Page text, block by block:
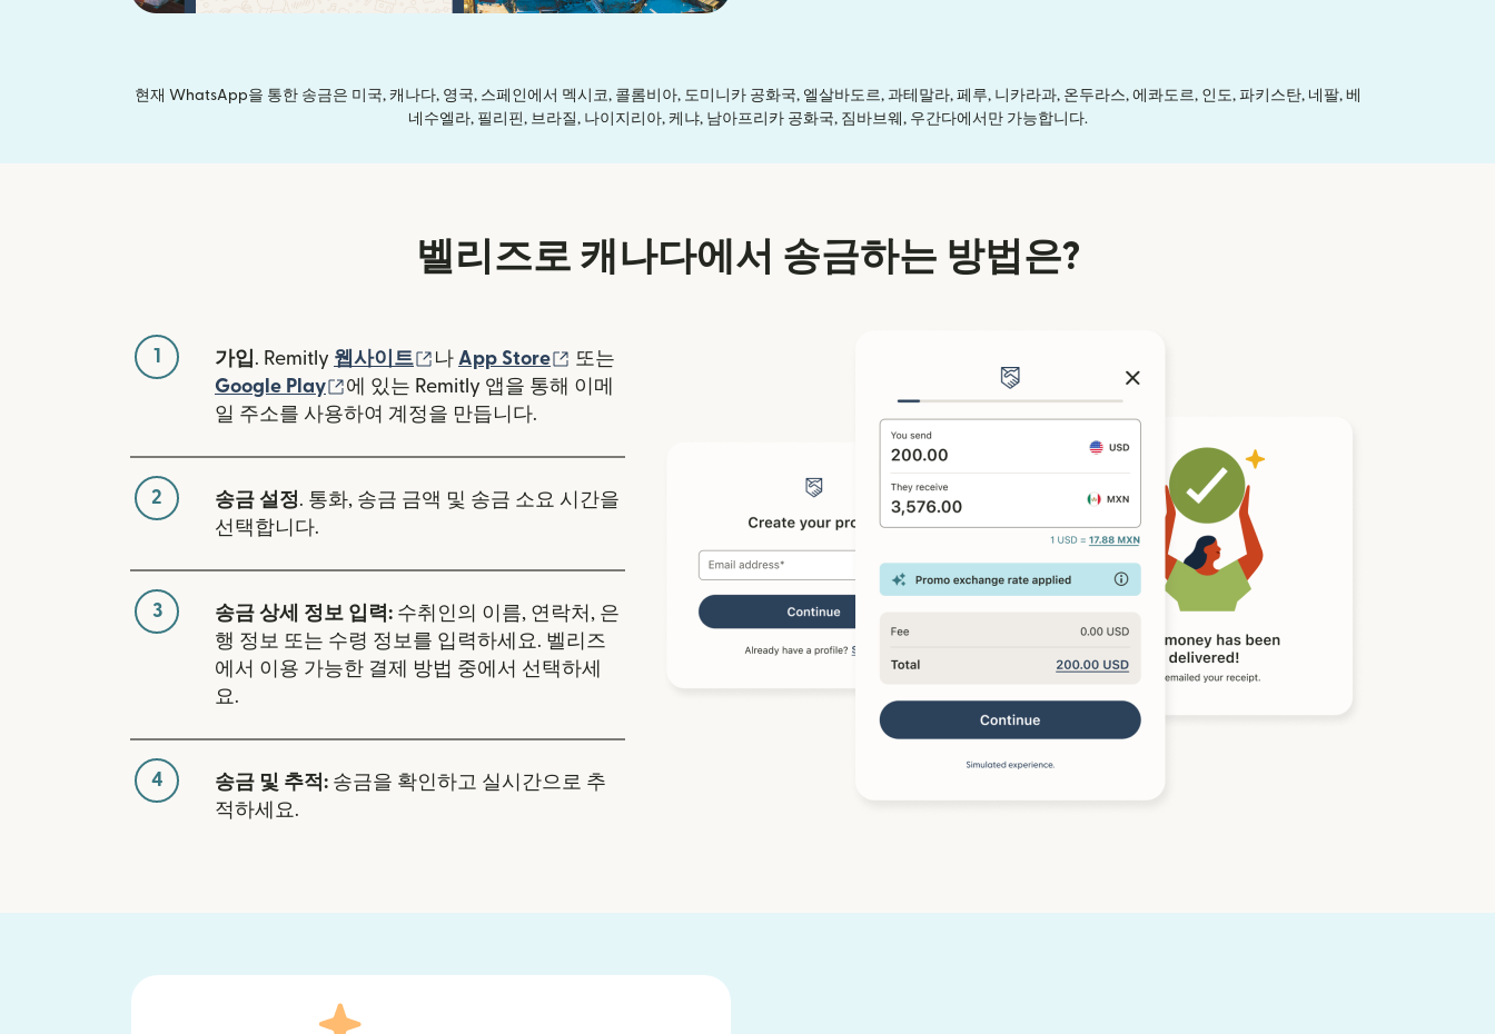
현재 WhatsApp을 통한 송금은 미국, 캐나다, 영국, 스페인에서 멕시코, 콜롬비아, 도미니카 공화국, 엘살바도르, 과테말라, 페루, 니카라과, 온두라스, 에콰도르, 인도, 파키스탄, 네팔, 베
네수엘라, 필리핀, 브라질, 나이지리아, 케냐, 남아프리카 공화국, 짐바브웨, 우간다에서만 가능합니다.
벨리즈로 캐나다에서 송금하는 방법은?
1 가입. Remitly 웹사이트 (새 창에서 열림)
나 App Store (새 창에서 열림)
또는
Google Play
(새 창에서 열림)
에 있는 Remitly 앱을 통해 이메
일 주소를 사용하여 계정을 만듭니다.
2 송금 설정. 통화, 송금 금액 및 송금 소요 시간을
선택합니다.
3 송금 상세 정보 입력: 수취인의 이름, 연락처, 은
행 정보 또는 수령 정보를 입력하세요. 벨리즈
에서 이용 가능한 결제 방법 중에서 선택하세
요.
4 송금 및 추적: 송금을 확인하고 실시간으로 추
적하세요.